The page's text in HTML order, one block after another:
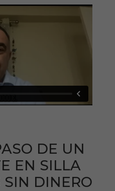
DE UN
EN SILLA
SIN DINERO